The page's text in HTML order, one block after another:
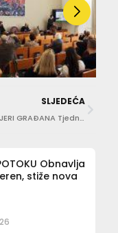
SLJEDEĆA
PO MJERI GRAĐANA Tjedni pregled gradskih projekata
Obnavlja
stiže nova